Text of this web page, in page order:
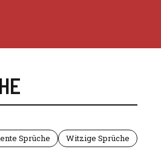
Sprüche Witzige Sprüche